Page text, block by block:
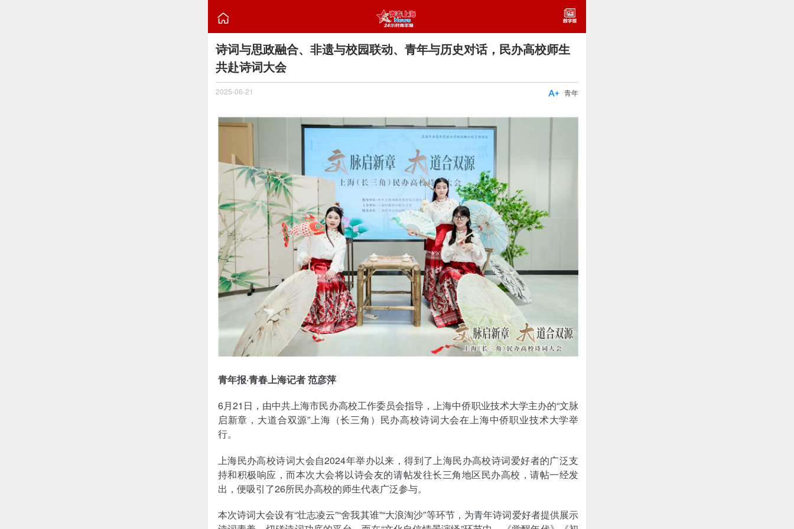

诗词与思政融合、非遗与校园联动、青年与历史对话，民办高校师生
共赴诗词大会
2025-06-21 青年

青年报·青春上海记者 范彦萍
6月21日，由中共上海市民办高校工作委员会指导，上海中侨职业技术大学主办的“文脉
启新章，大道合双源”上海（长三角）民办高校诗词大会在上海中侨职业技术大学举
行。
上海民办高校诗词大会自2024年举办以来，得到了上海民办高校诗词爱好者的广泛支
持和积极响应，而本次大会将以诗会友的请帖发往长三角地区民办高校，请帖一经发
出，便吸引了26所民办高校的师生代表广泛参与。
本次诗词大会设有“壮志凌云”“舍我其谁”“大浪淘沙”等环节，为青年诗词爱好者提供展示